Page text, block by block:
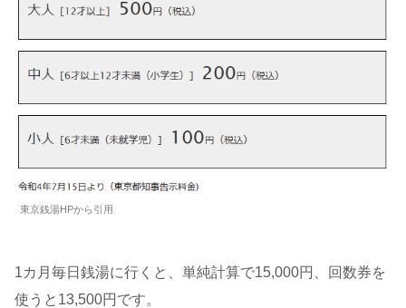
東京銭湯HPから引用
1カ月毎日銭湯に行くと、単純計算で15,000円、回数券を
使うと13,500円です。